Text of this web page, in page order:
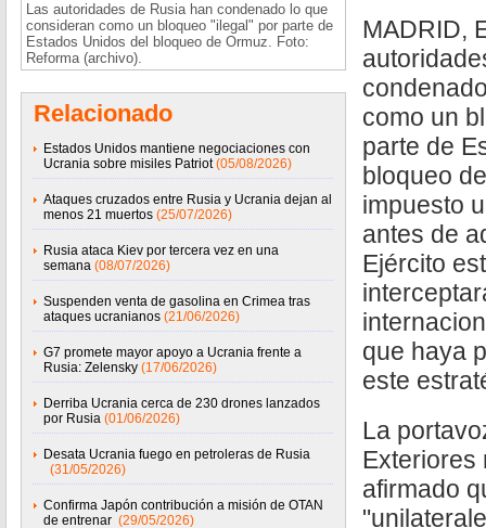
Las autoridades de Rusia han condenado lo que
consideran como un bloqueo "ilegal" por parte de
Estados Unidos del bloqueo de Ormuz. Foto:
Reforma (archivo).
Relacionado
Estados Unidos mantiene negociaciones con
Ucrania sobre misiles Patriot (05/08/2026)
Ataques cruzados entre Rusia y Ucrania dejan al
menos 21 muertos (25/07/2026)
Rusia ataca Kiev por tercera vez en una
semana (08/07/2026)
Suspenden venta de gasolina en Crimea tras
ataques ucranianos (21/06/2026)
G7 promete mayor apoyo a Ucrania frente a
Rusia: Zelensky (17/06/2026)
Derriba Ucrania cerca de 230 drones lanzados
por Rusia (01/06/2026)
Desata Ucrania fuego en petroleras de Rusia
(31/05/2026)
Confirma Japón contribución a misión de OTAN
de entrenar (29/05/2026)
MADRID,
como un
parte de
bloqueo
impuesto
antes de
Ejército
que haya
este
La
Exteriores
afirmado